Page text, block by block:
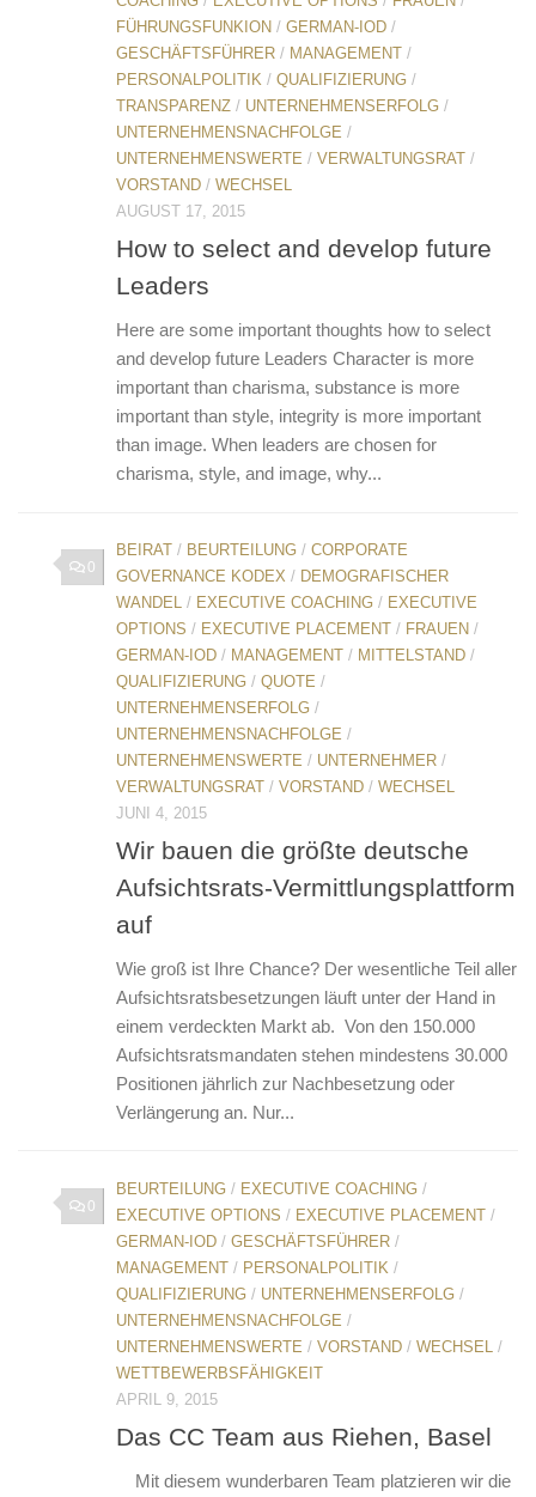
FÜHRUNGSFUNKION / GERMAN-IOD /
GESCHÄFTSFÜHRER / MANAGEMENT /
PERSONALPOLITIK / QUALIFIZIERUNG /
TRANSPARENZ / UNTERNEHMENSERFOLG /
UNTERNEHMENSNACHFOLGE /
UNTERNEHMENSWERTE / VERWALTUNGSRAT /
VORSTAND / WECHSEL
AUGUST 17, 2015
How to select and develop future
Leaders
Here are some important thoughts how to select
and develop future Leaders Character is more
important than charisma, substance is more
important than style, integrity is more important
than image. When leaders are chosen for
charisma, style, and image, why...
0
BEIRAT / BEURTEILUNG / CORPORATE
GOVERNANCE KODEX / DEMOGRAFISCHER
WANDEL / EXECUTIVE COACHING / EXECUTIVE
OPTIONS / EXECUTIVE PLACEMENT / FRAUEN /
GERMAN-IOD / MANAGEMENT / MITTELSTAND /
QUALIFIZIERUNG / QUOTE /
UNTERNEHMENSERFOLG /
UNTERNEHMENSNACHFOLGE /
UNTERNEHMENSWERTE / UNTERNEHMER /
VERWALTUNGSRAT / VORSTAND / WECHSEL
JUNI 4, 2015
Wir bauen die größte deutsche
Aufsichtsrats-Vermittlungsplattform
auf
Wie groß ist Ihre Chance? Der wesentliche Teil aller
Aufsichtsratsbesetzungen läuft unter der Hand in
einem verdeckten Markt ab. Von den 150.000
Aufsichtsratsmandaten stehen mindestens 30.000
Positionen jährlich zur Nachbesetzung oder
Verlängerung an. Nur...
0
BEURTEILUNG / EXECUTIVE COACHING /
EXECUTIVE OPTIONS / EXECUTIVE PLACEMENT /
GERMAN-IOD / GESCHÄFTSFÜHRER /
MANAGEMENT / PERSONALPOLITIK /
QUALIFIZIERUNG / UNTERNEHMENSERFOLG /
UNTERNEHMENSNACHFOLGE /
UNTERNEHMENSWERTE / VORSTAND / WECHSEL /
WETTBEWERBSFÄHIGKEIT
APRIL 9, 2015
Das CC Team aus Riehen, Basel
Mit diesem wunderbaren Team platzieren wir die